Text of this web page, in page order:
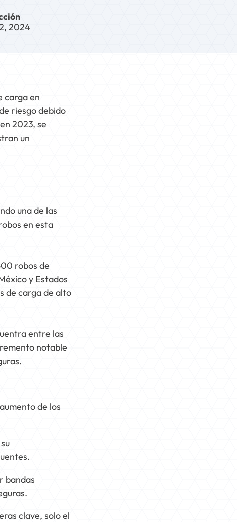
2024
carga en
riesgo debido
2023, se
un
una de las
en esta
robos de
y Estados
de carga de alto
entre las
notable
de los
bandas
clave, solo el